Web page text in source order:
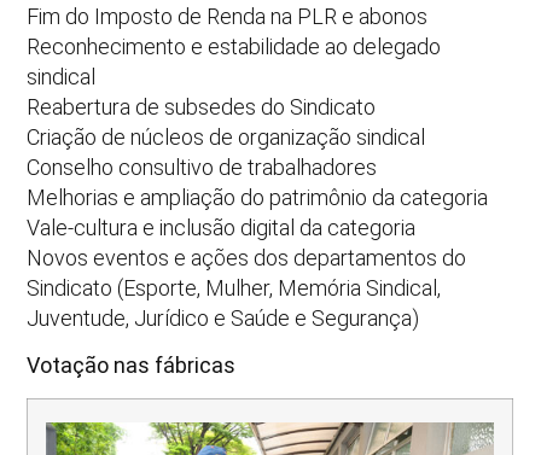
Fim do Imposto de Renda na PLR e abonos
Reconhecimento e estabilidade ao delegado
sindical
Reabertura de subsedes do Sindicato
Criação de núcleos de organização sindical
Conselho consultivo de trabalhadores
Melhorias e ampliação do patrimônio da categoria
Vale-cultura e inclusão digital da categoria
Novos eventos e ações dos departamentos do
Sindicato (Esporte, Mulher, Memória Sindical,
Juventude, Jurídico e Saúde e Segurança)
Votação nas fábricas